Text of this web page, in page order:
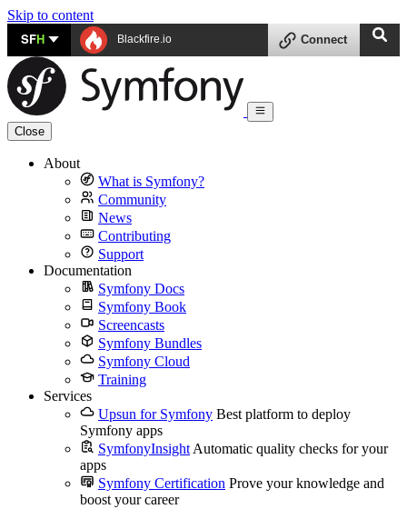
Skip to content
SFH Blackfire.io Connect
Close
About
What is Symfony?
Community
News
Contributing
Support
Documentation
Symfony Docs
Symfony Book
Screencasts
Symfony Bundles
Symfony Cloud
Training
Services
Upsun for Symfony Best platform to deploy
Symfony apps
SymfonyInsight Automatic quality checks for your
apps
Symfony Certification Prove your knowledge and
boost your career